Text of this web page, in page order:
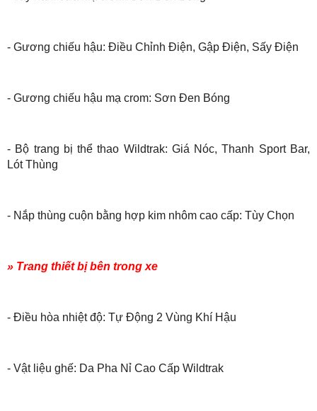
- Gương chiếu hậu: Điều Chỉnh Điện, Gập Điện, Sấy Điện
- Gương chiếu hậu mạ crom: Sơn Đen Bóng
- Bộ trang bị thể thao Wildtrak: Giá Nóc, Thanh Sport Bar,
Lót Thùng
- Nắp thùng cuộn bằng hợp kim nhôm cao cấp: Tùy Chọn
» Trang thiết bị bên trong xe
- Điều hòa nhiệt độ: Tự Động 2 Vùng Khí Hậu
- Vật liệu ghế: Da Pha Nỉ Cao Cấp Wildtrak